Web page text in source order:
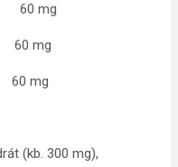
60 mg
mg
mg
(kb. 300 mg),